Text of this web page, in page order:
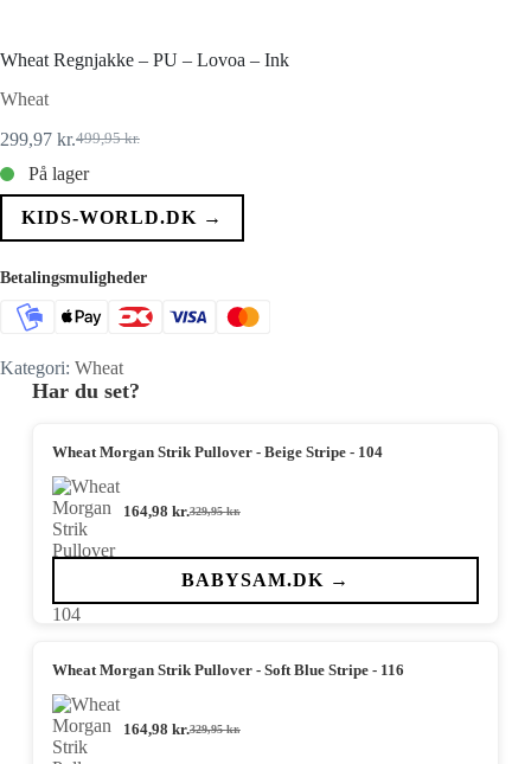
Wheat Regnjakke – PU – Lovoa – Ink
Wheat
499,95kr.
Den
oprindelige
pris
var:
299,97 kr.Den
aktuelle
pris
er:
På lager
KIDS-WORLD.DK →
Betalingsmuligheder
Kategori: Wheat
Har du set?
Wheat Morgan Strik Pullover - Beige Stripe - 104
329,95kr.
Den
pris
var:
164,98 kr.Den
pris
er:
BABYSAM.DK →
Wheat Morgan Strik Pullover - Soft Blue Stripe - 116
329,95kr.
Den
164,98 kr.Den